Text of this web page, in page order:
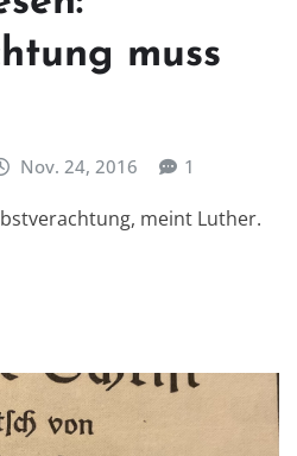
muss
Nov. 24, 2016 1
meint Luther.